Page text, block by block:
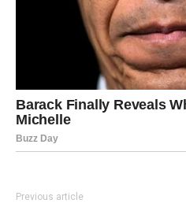
Previous article